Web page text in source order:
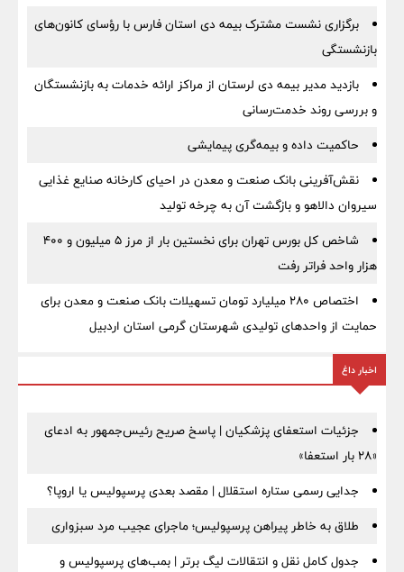
برگزاری نشست مشترک بیمه دی استان فارس با رؤسای کانون‌های
بازنشستگی
بازدید مدیر بیمه دی لرستان از مراکز ارائه خدمات به بازنشستگان
و بررسی روند خدمت‌رسانی
حاکمیت داده و بیمه‌گری پیمایشی
نقش‌آفرینی بانک صنعت و معدن در احیای کارخانه صنایع غذایی
سیروان دالاهو و بازگشت آن به چرخه تولید
شاخص کل بورس تهران برای نخستین بار از مرز ۵ میلیون و ۴۰۰
هزار واحد فراتر رفت
اختصاص ۲۸۰ میلیارد تومان تسهیلات بانک صنعت و معدن برای
حمایت از واحدهای تولیدی شهرستان گرمی استان اردبیل
اخبار داغ
جزئیات استعفای پزشکیان | پاسخ صریح رئیس‌جمهور به ادعای
«۲۸ بار استعفا»
جدایی رسمی ستاره استقلال | مقصد بعدی پرسپولیس یا اروپا؟
طلاق به خاطر پیراهن پرسپولیس؛ ماجرای عجیب مرد سبزواری
جدول کامل نقل و انتقالات لیگ برتر | بمب‌های پرسپولیس و